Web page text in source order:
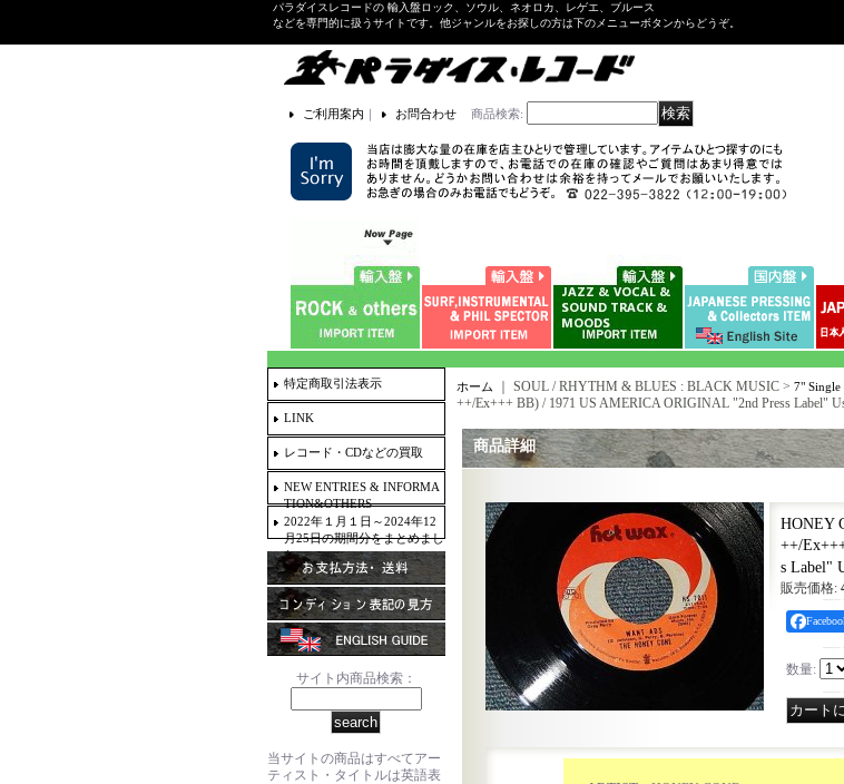
パラダイスレコードの 輸入盤ロック、ソウル、ネオロカ、レゲエ、ブルース
などを専門的に扱うサイトです。他ジャンルをお探しの方は下のメニューボタンからどうぞ。
ご利用案内 ｜ お問合わせ 商品検索:
特定商取引法表示
LINK
レコード・CDなどの買取
NEW ENTRIES & INFORMA
TION&OTHERS
2022年１月１日～2024年12
月25日の期間分をまとめまし
た。
サイト内商品検索：
当サイトの商品はすべてアー
ティスト・タイトルは英語表
ホーム ｜ SOUL / RHYTHM & BLUES : BLACK MUSIC > 7" Single
++/Ex+++ BB) / 1971 US AMERICA ORIGINAL "2nd Press Label"
商品詳細
HONEY
++/
s Label"
販売価格:
数量: